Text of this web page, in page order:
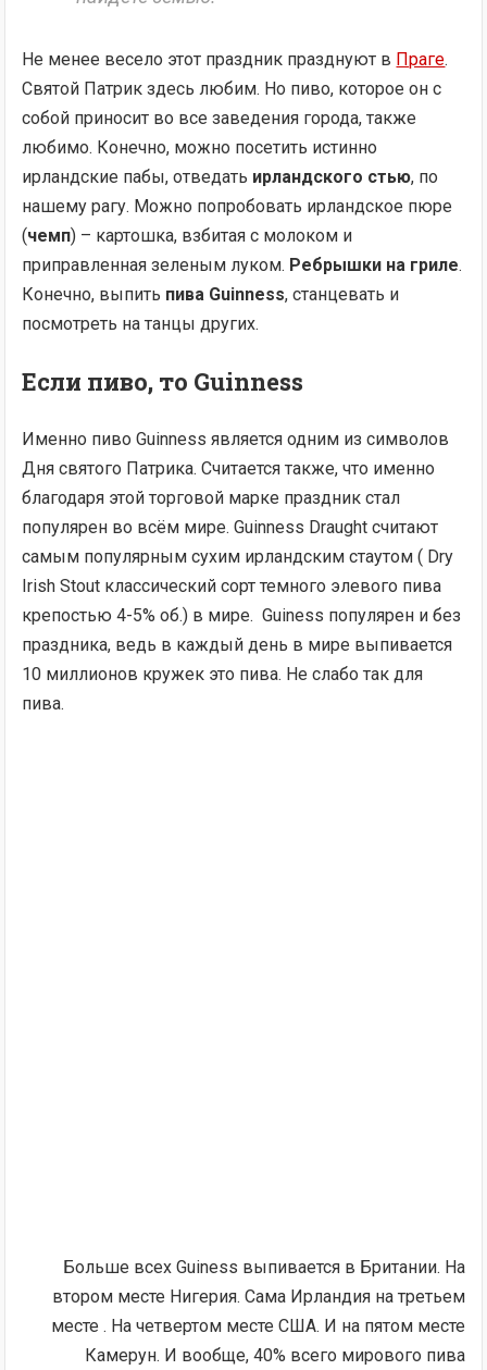
Не менее весело этот праздник празднуют в Праге.
Святой Патрик здесь любим. Но пиво, которое он с
собой приносит во все заведения города, также
любимо. Конечно, можно посетить истинно
ирландские пабы, отведать ирландского стью, по
нашему рагу. Можно попробовать ирландское пюре
(чемп) – картошка, взбитая с молоком и
приправленная зеленым луком. Ребрышки на гриле.
Конечно, выпить пива Guinness, станцевать и
посмотреть на танцы других.
Если пиво, то Guinness
Именно пиво Guinness является одним из символов
Дня святого Патрика. Считается также, что именно
благодаря этой торговой марке праздник стал
популярен во всём мире. Guinness Draught считают
самым популярным сухим ирландским стаутом ( Dry
Irish Stout классический сорт темного элевого пива
крепостью 4-5% об.) в мире. Guiness популярен и без
праздника, ведь в каждый день в мире выпивается
10 миллионов кружек это пива. Не слабо так для
пива.
Больше всех Guiness выпивается в Британии. На
втором месте Нигерия. Сама Ирландия на третьем
месте . На четвертом месте США. И на пятом месте
Камерун. И вообще, 40% всего мирового пива